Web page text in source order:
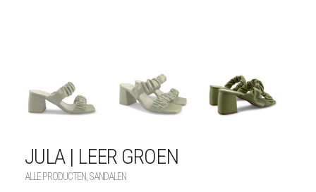
JULA | LEER GROEN
ALLE PRODUCTEN SANDALEN